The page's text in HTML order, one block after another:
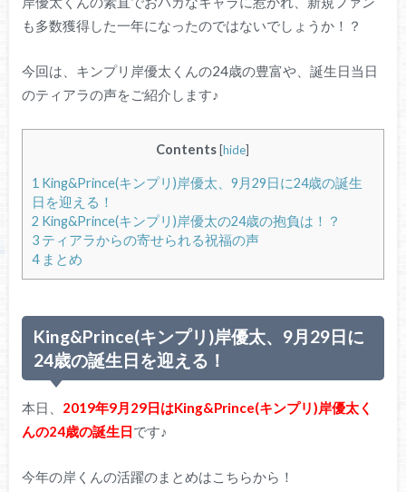
も多数獲得した一年になったのではないでしょうか！？
今回は、キンプリ岸優太くんの24歳の豊富や、誕生日当日
のティアラの声をご紹介します♪
Contents [hide]
1 King&Prince(キンプリ)岸優太、9月29日に24歳の誕生
日を迎える！
2 King&Prince(キンプリ)岸優太の24歳の抱負は！？
3ティアラからの寄せられる祝福の声
4まとめ
King&Prince(キンプリ)岸優太、9月29日に
24歳の誕生日を迎える！
本日、 2019年9月29日はKing&Prince(キンプリ)岸優太く
んの24歳の誕生日です♪
今年の岸くんの活躍のまとめはこちらから！